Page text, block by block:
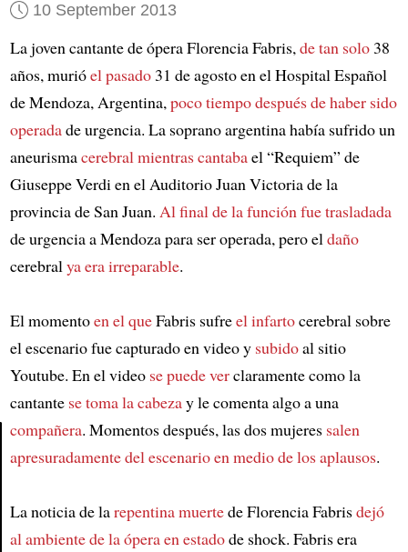
10 September 2013
La joven cantante de ópera Florencia Fabris,de tan solo38
años, murióel pasado31 de agosto en el Hospital Español
de Mendoza, Argentina,poco tiempo despuésde haber sido
operadade urgencia. La soprano argentina había sufrido un
aneurismacerebralmientras cantabael “Requiem” de
Giuseppe Verdi en el Auditorio Juan Victoria de la
provincia de San Juan. Al final de la funciónfue trasladada
de urgencia a Mendoza para ser operada, pero eldaño
cerebralya era irreparable.
El momentoen el queFabris sufreel infartocerebral sobre
el escenario fue capturado en video y subidoal sitio
Youtube. En el video se puede verclaramente como la
cantante se toma la cabezay le comenta algo a una
compañera. Momentos después, las dos mujeres salen
apresuradamente del escenarioen medio de los aplausos.
La noticia de larepentina muertede Florencia Fabrisdejó
al ambiente de la óperaen estadode shock. Fabris era